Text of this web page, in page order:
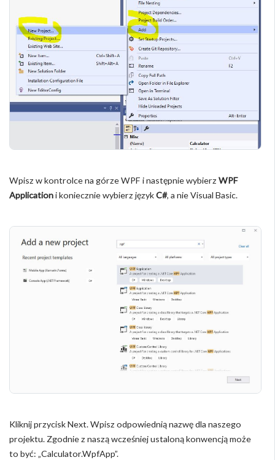
Wpisz w kontrolce na górze WPF i następnie wybierz WPF
Applicationi koniecznie wybierz językC#, a nie Visual Basic.
Kliknij przycisk Next. Wpisz odpowiednią nazwę dla naszego
projektu. Zgodnie z naszą wcześniej ustaloną konwencją może
to być: „Calculator.WpfApp”.